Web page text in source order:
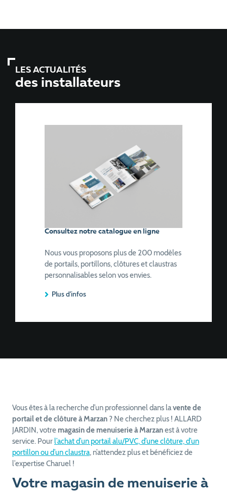
LES ACTUALITÉS
des installateurs
Consultez notre catalogue en ligne
Nous vous proposons plus de 200 modèles
de portails, portillons, clôtures et claustras
personnalisables selon vos envies.
Plus d'infos
Vous êtes à la recherche d’un professionnel dans lavente de
portail et de clôture à Marzan? Ne cherchez plus ! ALLARD
JARDIN, votre magasin de menuiserie à Marzanest à votre
service. Pourl’achat d’un portail alu/PVC, d’une clôture, d’un
portillon ou d’un claustra, n’attendez plus et bénéficiez de
l’expertise Charuel !
Votre magasin de menuiserie à